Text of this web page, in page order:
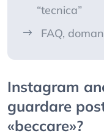
“tecnica”
FAQ,
Instagram
guardare
«beccare»?